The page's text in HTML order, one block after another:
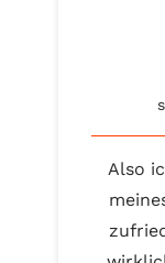
Also